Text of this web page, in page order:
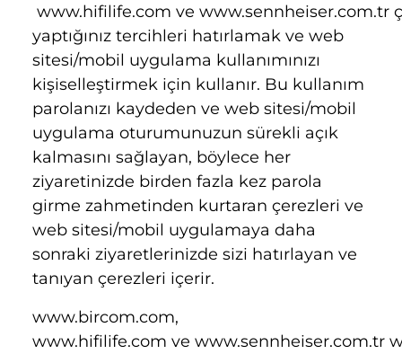
www.hifilife.com ve www.sennheiser.com.tr
yaptığınız tercihleri hatırlamak ve web
sitesi/mobil uygulama kullanımınızı
kişiselleştirmek için kullanır. Bu kullanım
parolanızı kaydeden ve web sitesi/mobil
uygulama oturumunuzun sürekli açık
kalmasını sağlayan, böylece her
ziyaretinizde birden fazla kez parola
girme zahmetinden kurtaran çerezleri ve
web sitesi/mobil uygulamaya daha
sonraki ziyaretlerinizde sizi hatırlayan ve
tanıyan çerezleri içerir.
www.bircom.com,
www.hifilife.com ve www.sennheiser.com.tr